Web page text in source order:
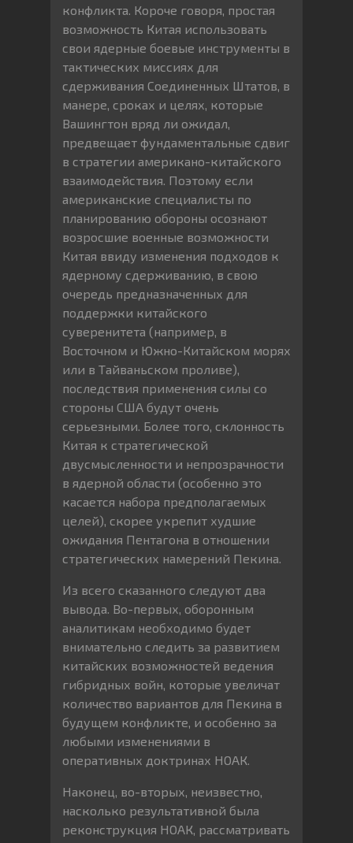
конфликта. Короче говоря, простая
возможность Китая использовать
свои ядерные боевые инструменты в
тактических миссиях для
сдерживания Соединенных Штатов, в
манере, сроках и целях, которые
Вашингтон вряд ли ожидал,
предвещает фундаментальные сдвиг
в стратегии американо-китайского
взаимодействия. Поэтому если
американские специалисты по
планированию обороны осознают
возросшие военные возможности
Китая ввиду изменения подходов к
ядерному сдерживанию, в свою
очередь предназначенных для
поддержки китайского
суверенитета (например, в
Восточном и Южно-Китайском морях
или в Тайваньском проливе),
последствия применения силы со
стороны США будут очень
серьезными. Более того, склонность
Китая к стратегической
двусмысленности и непрозрачности
в ядерной области (особенно это
касается набора предполагаемых
целей), скорее укрепит худшие
ожидания Пентагона в отношении
стратегических намерений Пекина.
Из всего сказанного следуют два
вывода. Во-первых, оборонным
аналитикам необходимо будет
внимательно следить за развитием
китайских возможностей ведения
гибридных войн, которые увеличат
количество вариантов для Пекина в
будущем конфликте, и особенно за
любыми изменениями в
оперативных доктринах НОАК.
Наконец, во-вторых, неизвестно,
насколько результативной была
реконструкция НОАК, рассматривать